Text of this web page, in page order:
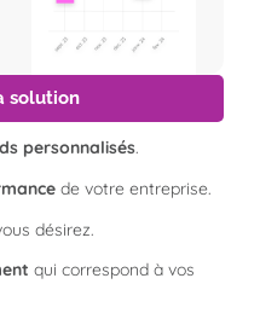
solution
personnalisés.
de votre entreprise.
désirez.
qui correspond à vos